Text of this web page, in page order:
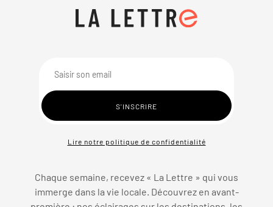
Lire notre politique de confidentialité
Chaque semaine, recevez « La Lettre » qui vous
immerge dans la vie locale. Découvrez en avant-